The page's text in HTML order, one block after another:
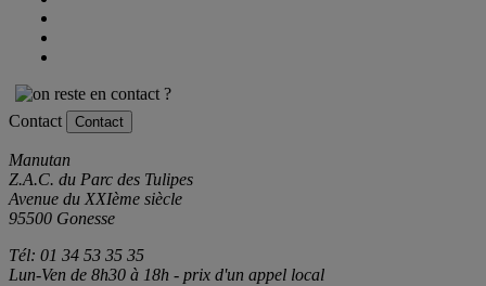
Contact Contact
Manutan
Z.A.C. du Parc des Tulipes
Avenue du XXIème siècle
95500 Gonesse
Tél: 01 34 53 35 35
Lun-Ven de 8h30 à 18h - prix d'un appel local